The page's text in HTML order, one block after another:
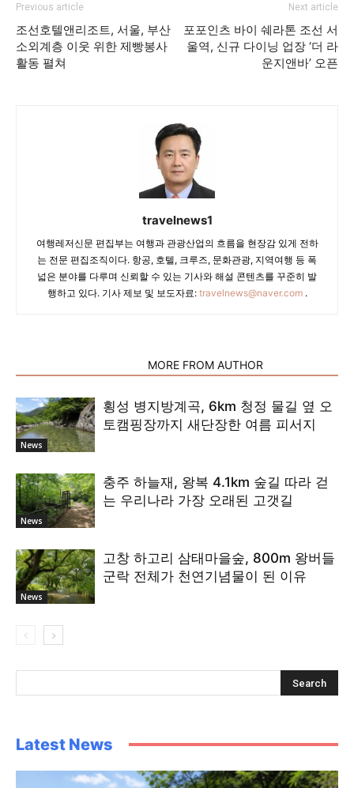
Previous article
조선호텔앤리조트, 서울, 부산
소외계층 이웃 위한 제빵봉사
활동 펼쳐
Next article
포포인츠 바이 쉐라톤 조선 서
울역, 신규 다이닝 업장 ‘더 라
운지앤바’ 오픈
travelnews1
여행레저신문 편집부는 여행과 관광산업의 흐름을 현장감 있게 전하
는 전문 편집조직이다. 항공, 호텔, 크루즈, 문화관광, 지역여행 등 폭
넓은 분야를 다루며 신뢰할 수 있는 기사와 해설 콘텐츠를 꾸준히 발
행하고 있다. 기사 제보 및 보도자료: travelnews@naver.com.
MORE FROM AUTHOR
News
횡성 병지방계곡, 6km 청정 물길 옆 오
토캠핑장까지 새단장한 여름 피서지
News
충주 하늘재, 왕복 4.1km 숲길 따라 걷
는 우리나라 가장 오래된 고갯길
News
고창 하고리 삼태마을숲, 800m 왕버들
군락 전체가 천연기념물이 된 이유
Latest News